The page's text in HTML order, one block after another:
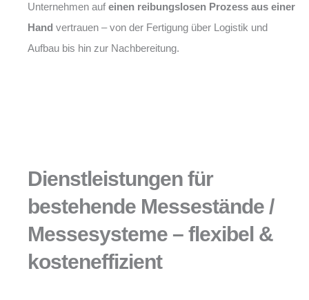
Unternehmen auf einen reibungslosen Prozess aus einer
Hand vertrauen – von der Fertigung über Logistik und
Aufbau bis hin zur Nachbereitung.
Dienstleistungen für
bestehende Messestände /
Messesysteme – flexibel &
kosteneffizient